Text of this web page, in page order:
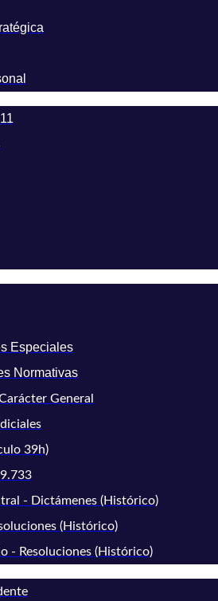
Especiales
Normativas
General
39h)
- Dictámenes (Histórico)
(Histórico)
- Resoluciones (Histórico)